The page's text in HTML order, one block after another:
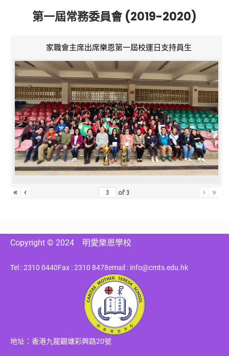
第一屆常務委員會 (2019-2020)
家職會主席出席樂恩第一屆校運日支持員生
« ‹ of3 › »
Copyright © 2024 明愛樂恩學校
Tel : 2310 0440Fax : 2310 8478email : info@cmts.edu.hk
地址：香港九龍觀塘彩興路20號